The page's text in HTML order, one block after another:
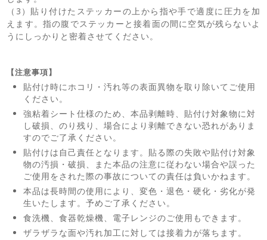
（3）貼り付けたステッカーの上から指や手で適度に圧力を加
えます。指の腹でステッカーと接着面の間に空気が残らないよ
うにしっかりと密着させてください。
【注意事項】
貼付け時にホコリ・汚れ等の表面異物を取り除いてご使用
ください。
強粘着シート仕様のため、本品剥離時、貼付け対象物に対
し破損、のり残り、場合により剥離できない恐れがありま
すのでご了承ください。
貼付けは自己責任となります。貼る際の失敗や貼付け対象
物の汚損・破損、また本品の注意に従わない場合や誤った
ご使用をされた際の事故についての責任は負いかねます。
本品は長時間の使用により、変色・退色・硬化・劣化が発
生いたします。予めご了承ください。
食洗機、食器乾燥機、電子レンジのご使用もできます。
ザラザラな面や汚れ加工に対しては接着力が落ちます。